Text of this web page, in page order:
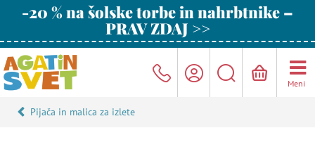
-20 % na šolske torbe in nahrbtnike –
PRAV ZDAJ >>
Meni
Pijača in malica za izlete